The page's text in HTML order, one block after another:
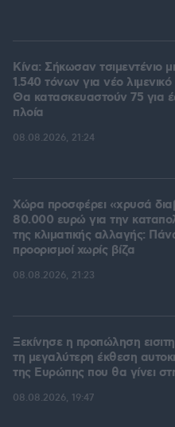
Κίνα: Σήκωσαν τσιμεντένιο
1.540 τόνων για νέο
Θα κατασκευαστούν 75 για
πλοία
08.08.2026, 21:24
Χώρα προσφέρει «χρυσά
80.000 ευρώ για την
της κλιματικής αλλαγής:
προορισμοί χωρίς βίζα
08.08.2026, 21:23
Ξεκίνησε η προπώληση
τη μεγαλύτερη έκθεση
της Ευρώπης που θα γίνει
08.08.2026, 19:47